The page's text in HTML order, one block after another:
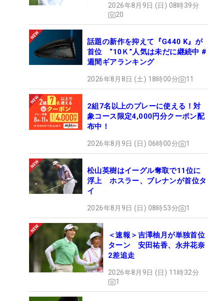
2026年8月9日 (日) 08時39分
20
話題の新作を抑えて『G440 K』が
首位 “10Ｋ”人気は未だに継続中 #
週間ギアランキング
2026年8月8日 (土) 18時00分 11
2組7名以上のプレーに使える！対
象コース限定4,000円分クーポン配
布中！
2026年8月9日 (日) 06時00分 1
松山英樹はイーグル奪取で11位に
浮上 ホスラー、ブレナンが首位タ
イ
2026年8月9日 (日) 08時53分 1
＜速報＞吉澤柚月が単独首位
ターン 安田祐香、永井花奈
2差追走
2026年8月9日 (日) 11時32分
1